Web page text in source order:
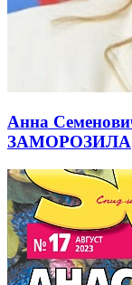
Анна
ЗАМОРОЗИЛА